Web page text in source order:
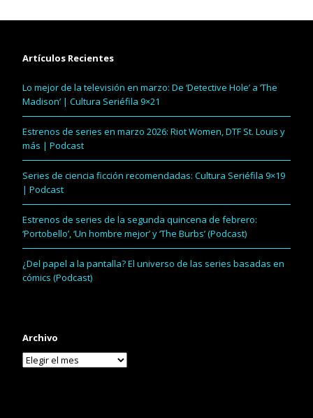
Artículos Recientes
Lo mejor de la televisión en marzo: De ‘Detective Hole’ a ‘The
Madison’ | Cultura Seriéfila 9×21
Estrenos de series en marzo 2026: Riot Women, DTF St. Louis y
más | Podcast
Series de ciencia ficción recomendadas: Cultura Seriéfila 9×19
| Podcast
Estrenos de series de la segunda quincena de febrero:
‘Portobello’, ‘Un hombre mejor’ y ‘The Burbs’ (Podcast)
¿Del papel a la pantalla? El universo de las series basadas en
cómics (Podcast)
Archivo